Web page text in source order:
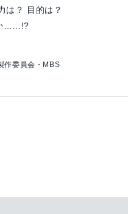
は？ 目的は？
……!?
作委員会・MBS